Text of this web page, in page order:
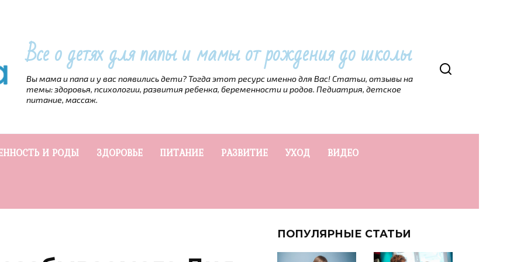
Все о детях для папы и мамы от рождения до школы
Вы мама и папа и у вас появились дети? Тогда этот ресурс именно для Вас! Статьи, отзывы на
темы: здоровья, психологии, развития ребенка, беременности и родов. Педиатрия, детское
питание, массаж.
И РОДЫ ЗДОРОВЬЕ ПИТАНИЕ РАЗВИТИЕ УХОД ВИДЕО
ПОПУЛЯРНЫЕ СТАТЬИ